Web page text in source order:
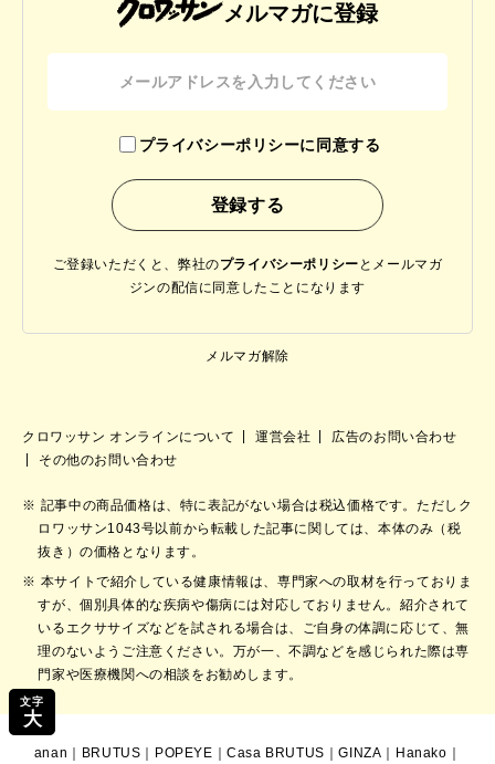
文字
大
メルマガに登録
プライバシーポリシーに同意する
ご登録いただくと、弊社のプライバシーポリシー と メールマガ
ジンの配信に同意したことになります
メルマガ解除
クロワッサン オンラインについて 運営会社
広告のお問い合わせ
その他のお問い合わせ
記事中の商品価格は、特に表記がない場合は税込価格です。ただしク
ロワッサン1043号以前から転載した記事に関しては、本体のみ（税
抜き）の価格となります。
本サイトで紹介している健康情報は、専門家への取材を行っておりま
すが、個別具体的な疾病や傷病には対応しておりません。紹介されて
いるエクササイズなどを試される場合は、ご自身の体調に応じて、無
理のないようご注意ください。万が一、不調などを感じられた際は専
門家や医療機関への相談をお勧めします。
anan ｜ BRUTUS ｜ POPEYE ｜Casa BRUTUS ｜GINZA ｜ Hanako ｜